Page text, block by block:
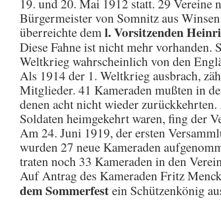
19. und 20. Mai 1912 statt. 29 Vereine
Bürgermeister von Somnitz aus
überreichte deml. Vorsitzenden
Diese Fahne ist nicht mehr vorhanden.
Weltkrieg wahrscheinlich von den
Als 1914 der 1. Weltkrieg ausbrach,
Mitglieder. 41 Kameraden mußten in
denen acht nicht wieder
Soldaten heimgekehrt waren, fing der
Am 24. Juni 1919, der ersten
wurden 27 neue Kameraden
traten noch 33 Kameraden in den
Auf Antrag des Kameraden Fritz
dem Sommerfestein Schützenkönig